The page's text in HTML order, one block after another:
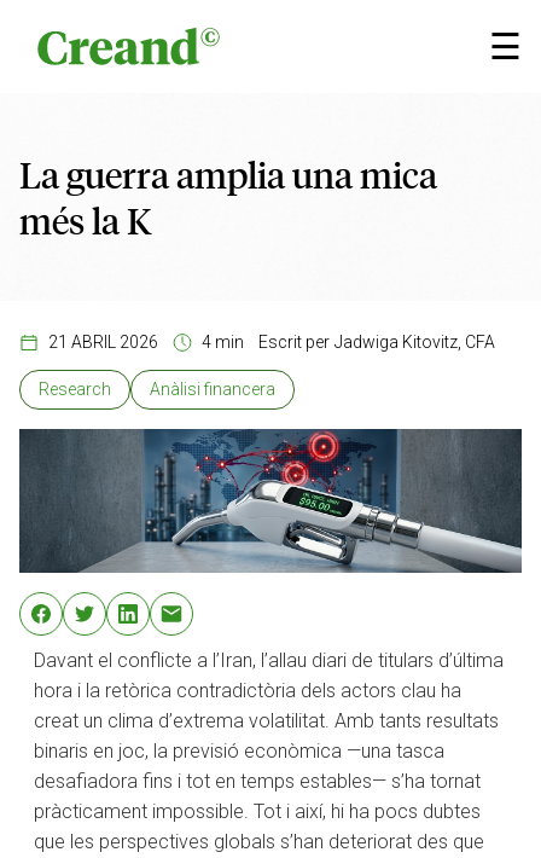
☰
×
La guerra amplia una mica
més la K
21 ABRIL 2026 4 min Escrit per Jadwiga Kitovitz, CFA
Research Anàlisi financera
Davant el conflicte a l’Iran, l’allau diari de titulars d’última
hora i la retòrica contradictòria dels actors clau ha
creat un clima d’extrema volatilitat. Amb tants resultats
binaris en joc, la previsió econòmica —una tasca
desafiadora fins i tot en temps estables— s’ha tornat
pràcticament impossible. Tot i així, hi ha pocs dubtes
que les perspectives globals s’han deteriorat des que